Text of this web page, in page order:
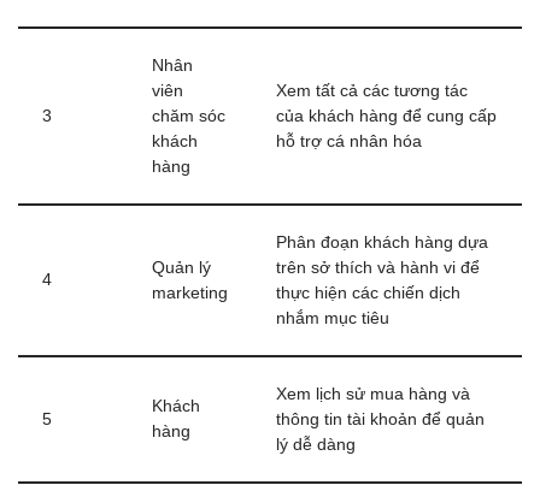
3
Nhân
viên
chăm sóc
khách
hàng
Xem tất cả các tương tác
của khách hàng để cung cấp
hỗ trợ cá nhân hóa
4
Quản lý
marketing
Phân đoạn khách hàng dựa
trên sở thích và hành vi để
thực hiện các chiến dịch
nhắm mục tiêu
5
Khách
hàng
Xem lịch sử mua hàng và
thông tin tài khoản để quản
lý dễ dàng